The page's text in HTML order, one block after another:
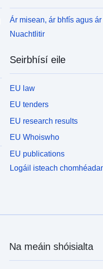
Ár misean, ár bhfís agus
Nuachtlitir
Seirbhísí eile
EU law
EU tenders
EU research results
EU Whoiswho
EU publications
Logáil isteach
Na meáin shóisialta